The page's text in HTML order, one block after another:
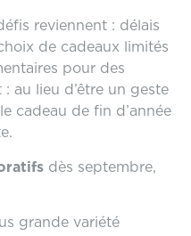
reviennent : délais
de cadeaux limités
pour des
au lieu d’être un geste
cadeau de fin d’année
dès septembre,
grande variété